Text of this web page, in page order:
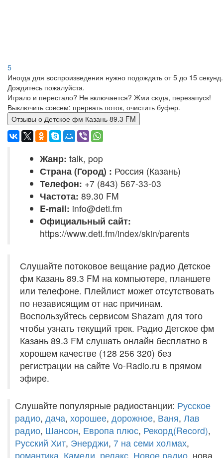
5
Иногда для воспроизведения нужно подождать от 5 до 15 секунд.
Дождитесь пожалуйста.
Играло и перестало? Не включается? Жми сюда, перезапуск!
Выключить совсем: прервать поток, очистить буфер.
Отзывы о Детское фм Казань 89.3 FM
Жанр: talk, pop
Страна (Город) : Россия (Казань)
Телефон: +7 (843) 567-33-03
Частота: 89.30 FM
E-mail: info@deti.fm
Официальный сайт:
https://www.deti.fm/index/skin/parents
Слушайте потоковое вещание радио Детское
фм Казань 89.3 FM на компьютере, планшете
или телефоне. Плейлист может отсутствовать
по независящим от нас причинам.
Воспользуйтесь сервисом Shazam для того
чтобы узнать текущий трек. Радио Детское фм
Казань 89.3 FM слушать онлайн бесплатно в
хорошем качестве (128 256 320) без
регистрации на сайте Vo-Radio.ru в прямом
эфире.
Слушайте популярные радиостанции: Русское
радио, дача, хорошее, дорожное, Ваня, Лав
радио, Шансон, Европа плюс, Рекорд(Record),
Русский Хит, Энерджи, 7 на семи холмах,
романтика Камеди релакс Новое радио , нова,